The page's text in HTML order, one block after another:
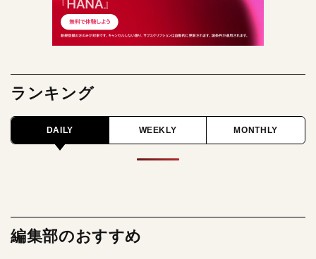
ランキング
DAILY WEEKLY MONTHLY
編集部のおすすめ